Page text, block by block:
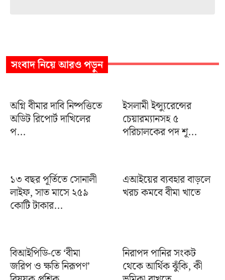
সংবাদনিয়ে আরও পড়ুন
অগ্নি বীমার দাবি নিষ্পত্তিতে
অডিট রিপোর্ট দাখিলের
প...
ইসলামী ইন্স্যুরেন্সের
চেয়ারম্যানসহ ৫
পরিচালকের পদ শূ...
১৩ বছর পূর্তিতে সোনালী
লাইফ, সাত মাসে ২৫৯
কোটি টাকার...
এআইয়ের ব্যবহার বাড়লে
খরচ কমবে বীমা খাতে
বিআইপিডি-তে ‘বীমা
জরিপ ও ক্ষতি নিরূপণ’
নিরাপদ পানির সংকট
থেকে আর্থিক ঝুঁকি, কী